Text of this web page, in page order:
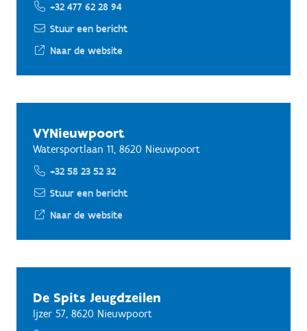
+32 477 62 28 94
Stuur een bericht
Naar de website
VYNieuwpoort
Watersportlaan 11, 8620 Nieuwpoort
+32 58 23 52 32
Stuur een bericht
Naar de website
De Spits Jeugdzeilen
Ijzer 57, 8620 Nieuwpoort